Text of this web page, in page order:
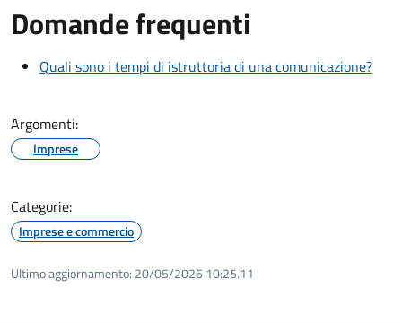
Domande frequenti
Quali sono i tempi di istruttoria di una comunicazione?
Argomenti:
Imprese
Categorie:
Imprese e commercio
Ultimo aggiornamento: 20/05/2026 10:25.11